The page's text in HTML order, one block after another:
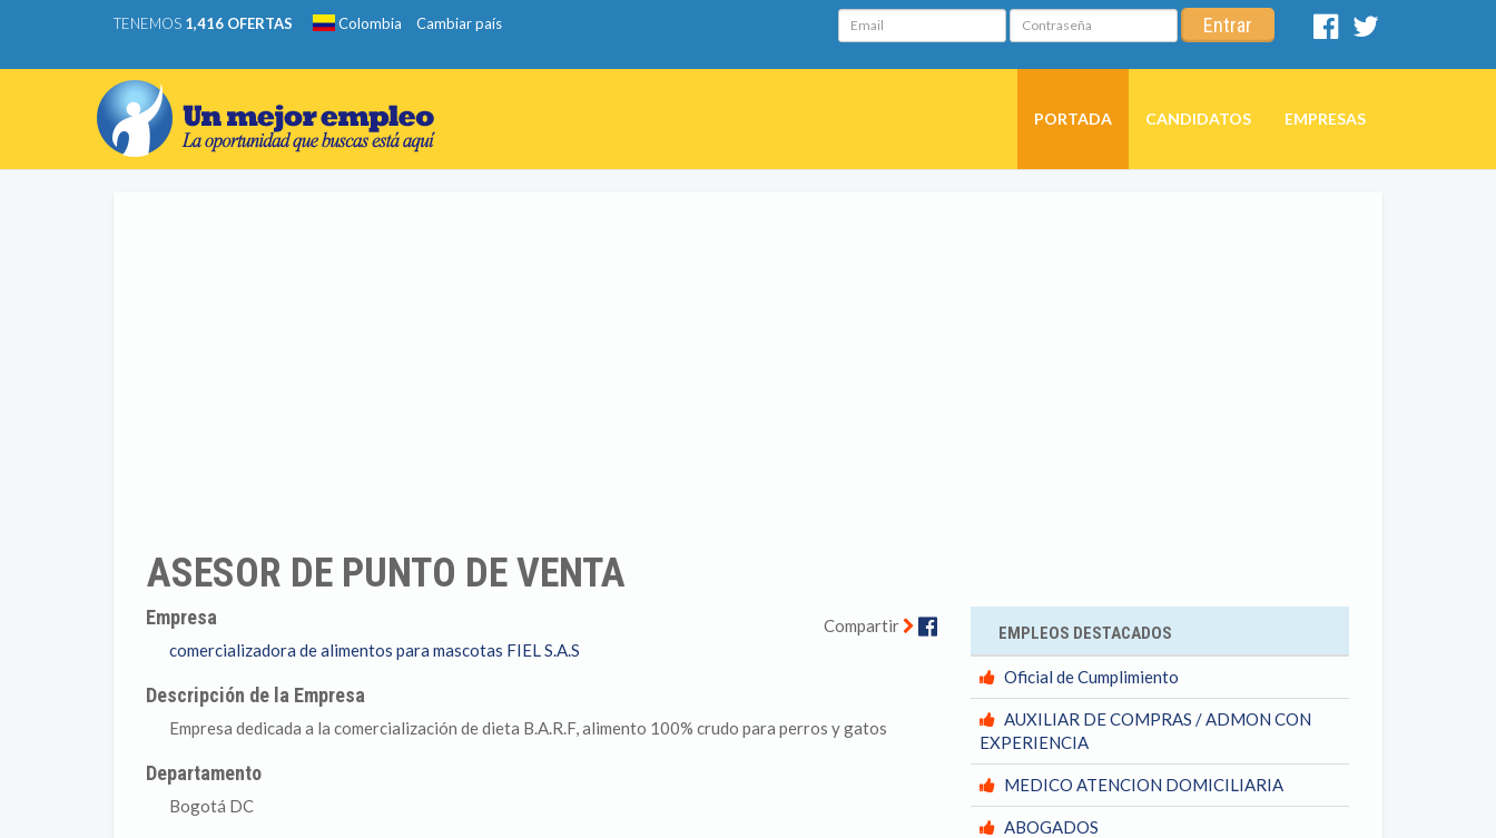
TENEMOS 1,416 OFERTAS Colombia Cambiar país Email Contraseña Entrar
Facebook
PORTADA CANDIDATOS EMPRESAS
ASESOR DE PUNTO DE VENTA
Compartir Facebook
Empresa
comercializadora de alimentos para mascotas FIEL S.A.S
Descripción de la Empresa
Empresa dedicada a la comercialización de dieta B.A.R.F, alimento 100% crudo para perros y gatos
Departamento
Bogotá DC
EMPLEOS DESTACADOS
Oficial de Cumplimiento
AUXILIAR DE COMPRAS / ADMON CON
EXPERIENCIA
MEDICO ATENCION DOMICILIARIA
ABOGADOS